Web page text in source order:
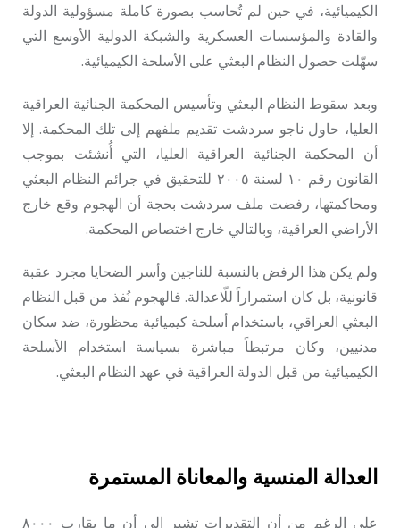
الكيميائية، في حين لم تُحاسب بصورة كاملة مسؤولية الدولة
والقادة والمؤسسات العسكرية والشبكة الدولية الأوسع التي
سهّلت حصول النظام البعثي على الأسلحة الكيميائية.
وبعد سقوط النظام البعثي وتأسيس المحكمة الجنائية العراقية
العليا، حاول ناجو سردشت تقديم ملفهم إلى تلك المحكمة. إلا
أن المحكمة الجنائية العراقية العليا، التي أُنشئت بموجب
القانون رقم ١٠ لسنة ٢٠٠٥ للتحقيق في جرائم النظام البعثي
ومحاكمتها، رفضت ملف سردشت بحجة أن الهجوم وقع خارج
الأراضي العراقية، وبالتالي خارج اختصاص المحكمة.
ولم يكن هذا الرفض بالنسبة للناجين وأسر الضحايا مجرد عقبة
قانونية، بل كان استمراراً للّاعدالة. فالهجوم نُفذ من قبل النظام
البعثي العراقي، باستخدام أسلحة كيميائية محظورة، ضد سكان
مدنيين، وكان مرتبطاً مباشرة بسياسة استخدام الأسلحة
الكيميائية من قبل الدولة العراقية في عهد النظام البعثي.
العدالة المنسية والمعاناة المستمرة
على الرغم من أن التقديرات تشير إلى أن ما يقارب ٨٠٠٠